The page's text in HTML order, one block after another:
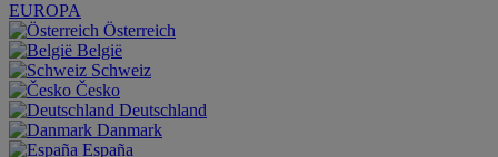
EUROPA
Österreich
België
Schweiz
Česko
Deutschland
Danmark
España